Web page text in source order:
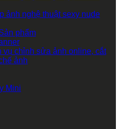
ảnh nghệ thuật sexy nude
phẩm
vụ chỉnh sửa ảnh online, cắt
ảnh
Mini